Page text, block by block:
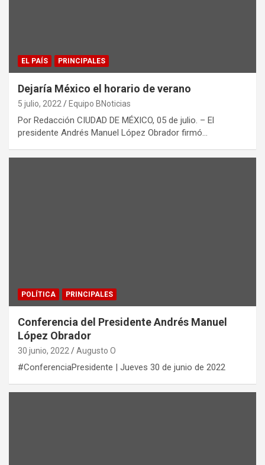
EL PAÍS PRINCIPALES
Dejaría México el horario de verano
5 julio, 2022 Equipo BNoticias
Por Redacción CIUDAD DE MÉXICO, 05 de julio. – El
presidente Andrés Manuel López Obrador firmó…
POLÍTICA PRINCIPALES
Conferencia del Presidente Andrés Manuel
López Obrador
30 junio, 2022 Augusto O
#ConferenciaPresidente | Jueves 30 de junio de 2022